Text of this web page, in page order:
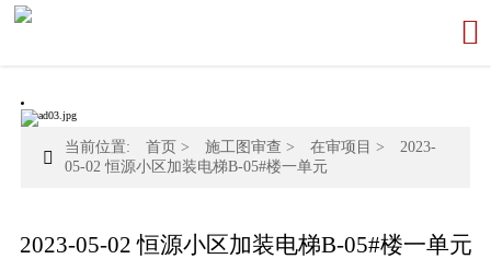


当前位置: 首页 > 施工图审查 > 在审项目 >
2023-
05-02 恒源小区加装电梯B-05#楼一单元
2023-05-02 恒源小区加装电梯B-05#楼一单元